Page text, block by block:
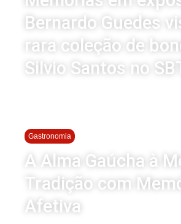
Bernardo Guedes
rara coleção de
Silvio Santos no
Gastronomia
A Alma Gaúcha à
Tradição com
Afetiva